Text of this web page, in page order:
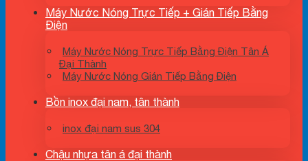
Máy Nước Nóng Trực Tiếp + Gián Tiếp Bằng
Điện
Máy Nước Nóng Trực Tiếp Bằng Điện Tân Á
Đại Thành
Máy Nước Nóng Gián Tiếp Bằng Điện
Bồn inox đại nam, tân thành
inox đại nam sus 304
Chậu nhựa tân á đại thành